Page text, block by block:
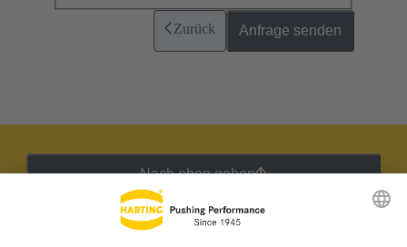
Zurück Anfrage senden
Nach oben gehen